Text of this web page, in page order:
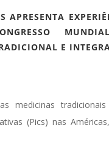
APRESENTA
E
medicinas
(Pics) nas